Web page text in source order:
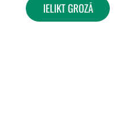
IELIKT GROZĀ